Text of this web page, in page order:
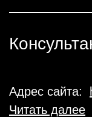
Адрес сайта:
Читать далее